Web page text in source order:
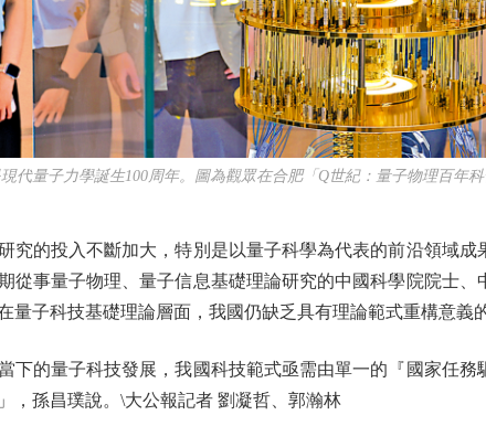
量子力學誕生100周年。圖為觀眾在合肥「Q世紀：量子物理百年
的投入不斷加大，特別是以量子科學為代表的前沿領域成
從事量子物理、量子信息基礎理論研究的中國科學院院士
量子科技基礎理論層面，我國仍缺乏具有理論範式重構意義
的量子科技發展，我國科技範式亟需由單一的『國家任務
，孫昌璞說。\大公報記者 劉凝哲、郭瀚林